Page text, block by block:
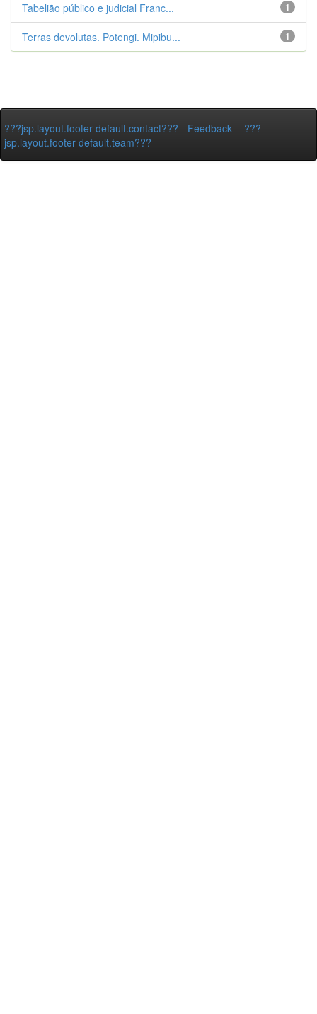
1
Tabelião público e judicial Franc...
1
Terras devolutas. Potengi. Mipibu...
???jsp.layout.footer-default.contact??? - Feedback - ???
jsp.layout.footer-default.team???